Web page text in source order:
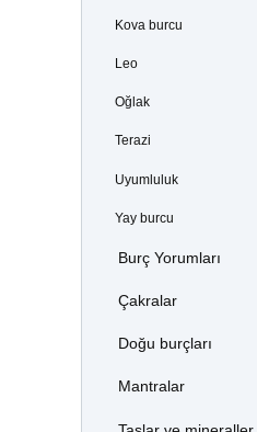
Kova burcu
Leo
Oğlak
Terazi
Uyumluluk
Yay burcu
Burç Yorumları
Çakralar
Doğu burçları
Mantralar